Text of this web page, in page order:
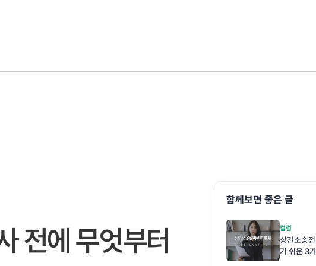
전에 무엇부터
함께보면 좋은 글
컬럼
상간소송
기 쉬운 3